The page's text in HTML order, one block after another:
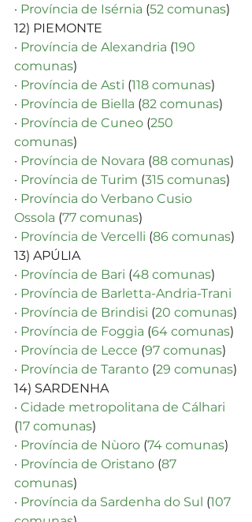
· Província de Isérnia (52 comunas)
12) PIEMONTE
· Província de Alexandria (190
comunas)
· Província de Asti (118 comunas)
· Província de Biella (82 comunas)
· Província de Cuneo (250
comunas)
· Província de Novara (88 comunas)
· Província de Turim (315 comunas)
· Província do Verbano Cusio
Ossola (77 comunas)
· Província de Vercelli (86 comunas)
13) APÚLIA
· Província de Bari (48 comunas)
· Província de Barletta-Andria-Trani
· Província de Brindisi (20 comunas)
· Província de Foggia (64 comunas)
· Província de Lecce (97 comunas)
· Província de Taranto (29 comunas)
14) SARDENHA
· Cidade metropolitana de Cálhari
(17 comunas)
· Província de Nùoro (74 comunas)
· Província de Oristano (87
comunas)
· Província da Sardenha do Sul (107